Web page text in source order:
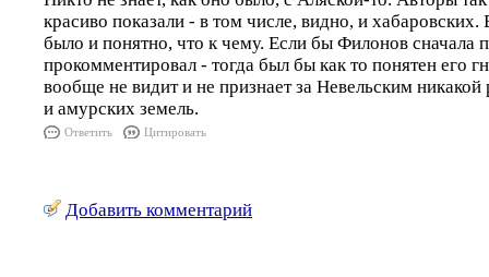
красиво показали - в том числе, видно, и хабаровских.
было и понятно, что к чему. Если бы Филонов сначала
прокомментировал - тогда был бы как то понятен его
вообще не видит и не признает за Невельским
и амурских земель.
Ответить Цитировать
Добавить комментарий